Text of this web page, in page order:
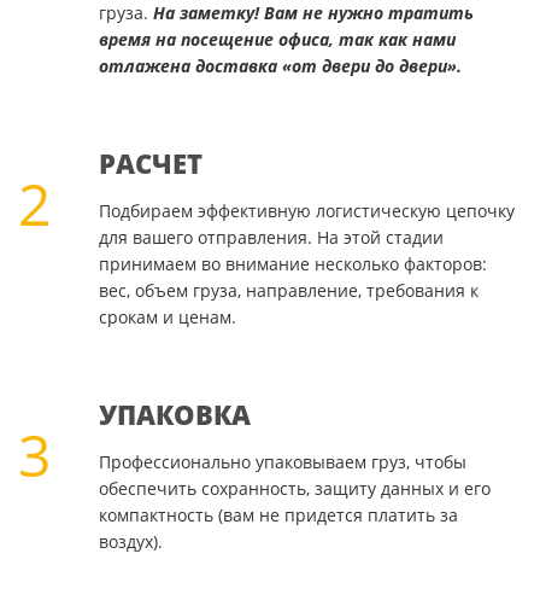
груза. На заметку! Вам не нужно тратить
время на посещение офиса, так как нами
отлажена доставка «от двери до двери».
2
РАСЧЕТ
Подбираем эффективную логистическую цепочку
для вашего отправления. На этой стадии
принимаем во внимание несколько факторов:
вес, объем груза, направление, требования к
срокам и ценам.
3
УПАКОВКА
Профессионально упаковываем груз, чтобы
обеспечить сохранность, защиту данных и его
компактность (вам не придется платить за
воздух).